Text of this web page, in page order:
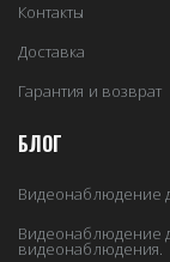
Контакты
Доставка
Гарантия и возврат
БЛОГ
Видеонаблюдение
Видеонаблюдение
видеонаблюдения.